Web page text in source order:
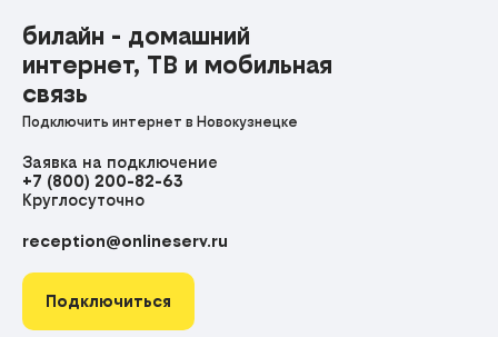
билайн - домашний
интернет, ТВ и мобильная
связь
Подключить интернет в Новокузнецке
Заявка на подключение
+7 (800) 200-82-63
Круглосуточно
reception@onlineserv.ru
Подключиться